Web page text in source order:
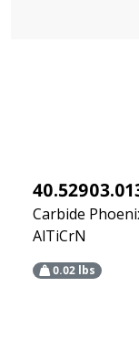
Carbide
AlTiCrN
0.02 lbs